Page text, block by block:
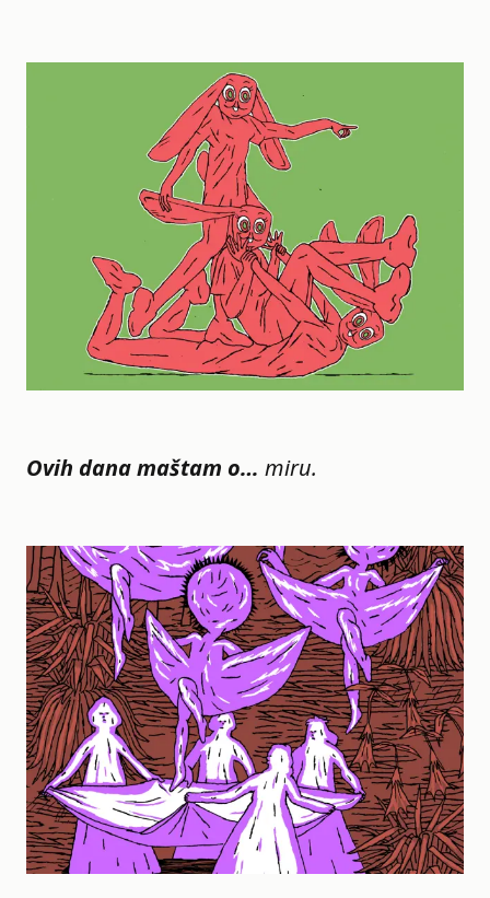
Ovih dana maštam o… miru.